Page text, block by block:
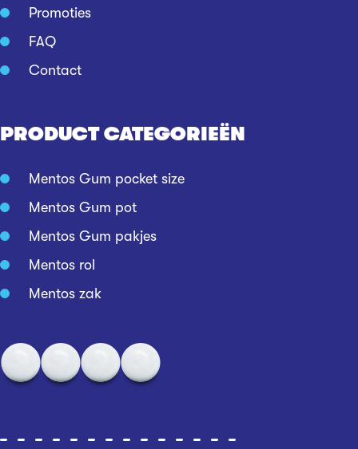
Promoties
FAQ
Contact
PRODUCT CATEGORIEËN
Mentos Gum pocket size
Mentos Gum pot
Mentos Gum pakjes
Mentos rol
Mentos zak